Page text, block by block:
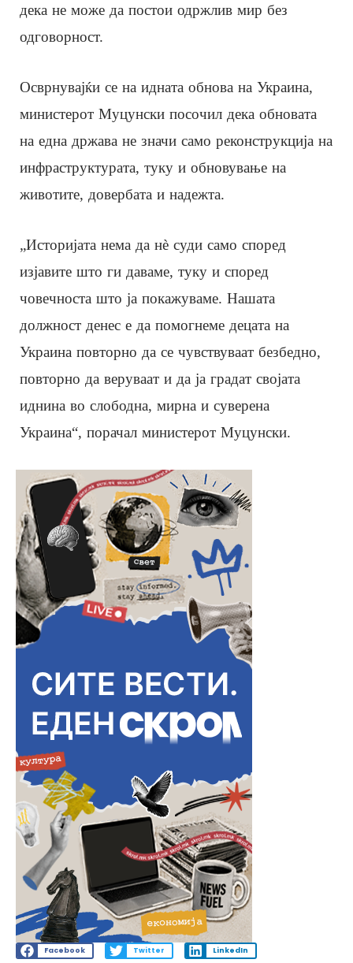
дека не може да постои одржлив мир без
одговорност.
Осврнувајќи се на идната обнова на Украина,
министерот Муцунски посочил дека обновата
на една држава не значи само реконструкција на
инфраструктурата, туку и обновување на
животите, довербата и надежта.
„Историјата нема да нè суди само според
изјавите што ги даваме, туку и според
човечноста што ја покажуваме. Нашата
должност денес е да помогнеме децата на
Украина повторно да се чувствуваат безбедно,
повторно да веруваат и да ја градат својата
иднина во слободна, мирна и суверена
Украина“, порачал министерот Муцунски.
Facebook Twitter LinkedIn